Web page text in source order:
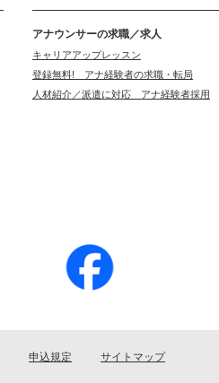
アナウンサーの求職／求人
キャリアアップレッスン
登録無料! アナ経験者の求職・転局
人材紹介／派遣に対応 アナ経験者採用
申込規定 サイトマップ